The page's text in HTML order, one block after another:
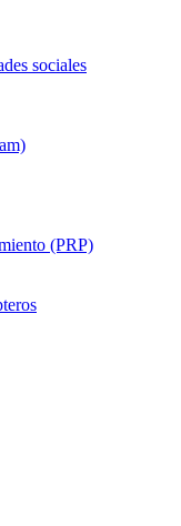
sociales
(PRP)